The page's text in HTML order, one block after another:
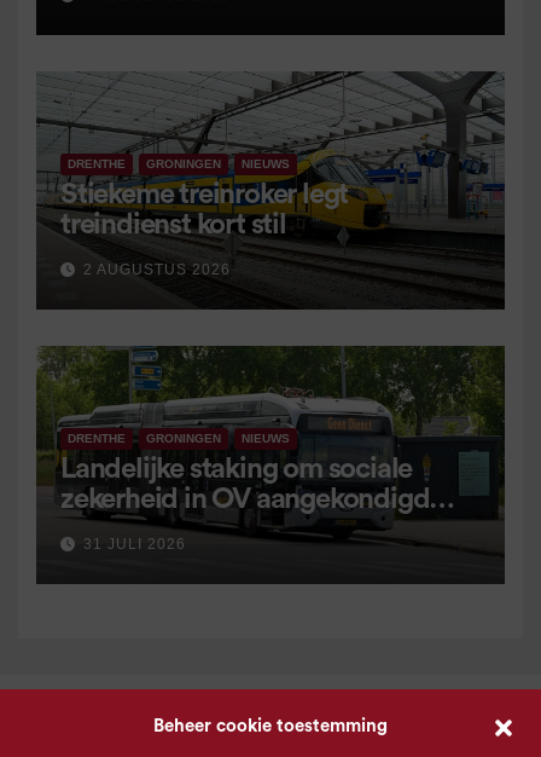
Beheer cookie toestemming
DRENTHE GRONINGEN NIEUWS
Stiekeme treinroker legt
treindienst kort stil
2 AUGUSTUS 2026
DRENTHE GRONINGEN NIEUWS
Landelijke staking om sociale
zekerheid in OV aangekondigd
voor 9 september
31 JULI 2026